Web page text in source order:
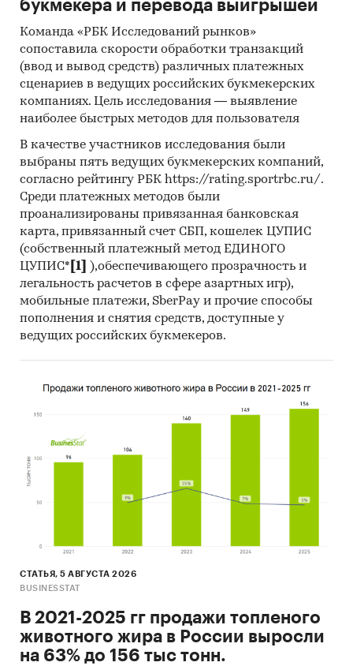
букмекера и перевода выигрышей
Команда «РБК Исследований рынков»
сопоставила скорости обработки транзакций
(ввод и вывод средств) различных платежных
сценариев в ведущих российских букмекерских
компаниях. Цель исследования — выявление
наиболее быстрых методов для пользователя
В качестве участников исследования были
выбраны пять ведущих букмекерских компаний,
согласно рейтингу РБК https://rating.sportrbc.ru/.
Среди платежных методов были
проанализированы привязанная банковская
карта, привязанный счет СБП, кошелек ЦУПИС
(собственный платежный метод ЕДИНОГО
ЦУПИС* [1]
),обеспечивающего прозрачность и
легальность расчетов в сфере азартных игр),
мобильные платежи, SberPay и прочие способы
пополнения и снятия средств, доступные у
ведущих российских букмекеров.
СТАТЬЯ, 5 АВГУСТА 2026
BUSINESSTAT
В 2021-2025 гг продажи топленого
животного жира в России выросли
на 63% до 156 тыс тонн.